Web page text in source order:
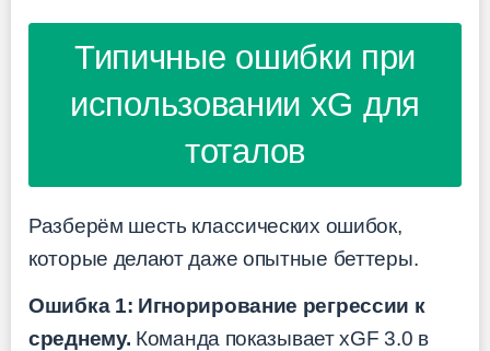
Типичные ошибки при
использовании xG для
тоталов
Разберём шесть классических ошибок,
которые делают даже опытные беттеры.
Ошибка 1: Игнорирование регрессии к
среднему. Команда показывает xGF 3.0 в